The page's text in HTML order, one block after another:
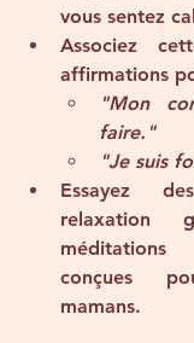
vous sentez
Associez
affirmations
"Mon
faire."
"Je suis
Essayez
relaxation
conçues
mamans.